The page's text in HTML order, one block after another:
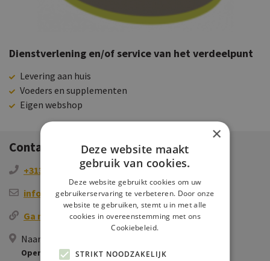
Dienstverlening en/of service van het verdeelpunt
Levering aan huis
Voeders en supplementen
Eigen webshop
Contactgegevens
+31356321021
info@deboerdierenruiter.nl
Ga naar de website
Naardervaart 1 A, 1399 Muiderberg, NL
Openen in Google Maps
×
Deze website maakt
gebruik van cookies.
Deze website gebruikt cookies om uw
gebruikerservaring te verbeteren. Door onze
website te gebruiken, stemt u in met alle
cookies in overeenstemming met ons
Cookiebeleid.
STRIKT NOODZAKELIJK